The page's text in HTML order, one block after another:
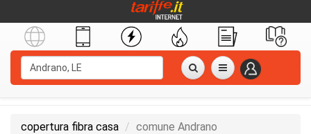
copertura fibra casa comune Andrano